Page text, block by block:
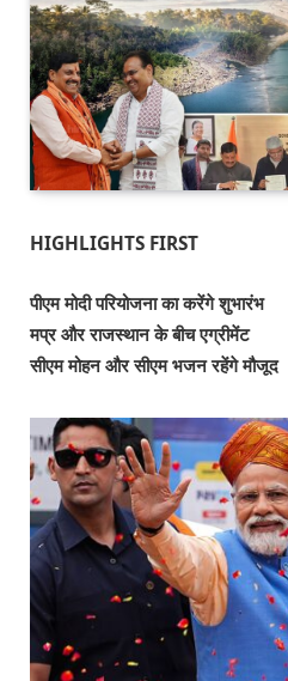
HIGHLIGHTS FIRST
पीएम मोदी परियोजना का करेंगे शुभारंभ
मप्र और राजस्थान के बीच एग्रीमेंट
सीएम मोहन और सीएम भजन रहेंगे मौजूद